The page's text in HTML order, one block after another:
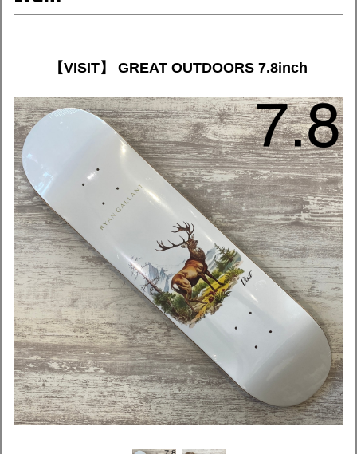
【VISIT】 GREAT OUTDOORS 7.8inch